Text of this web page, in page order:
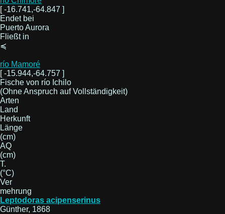
[ -16.741,-64.847 ]
Endet bei
Puerto Aurora
Fließt in
≼
río Mamoré
[ -15.944,-64.757 ]
Fische von río Ichilo
(Ohne Anspruch auf Vollständigkeit)
Arten
Land
Herkunft
Länge
(cm)
AQ
(cm)
T.
(°C)
Ver
mehrung
Leptodoras acipenserinus
Günther, 1868